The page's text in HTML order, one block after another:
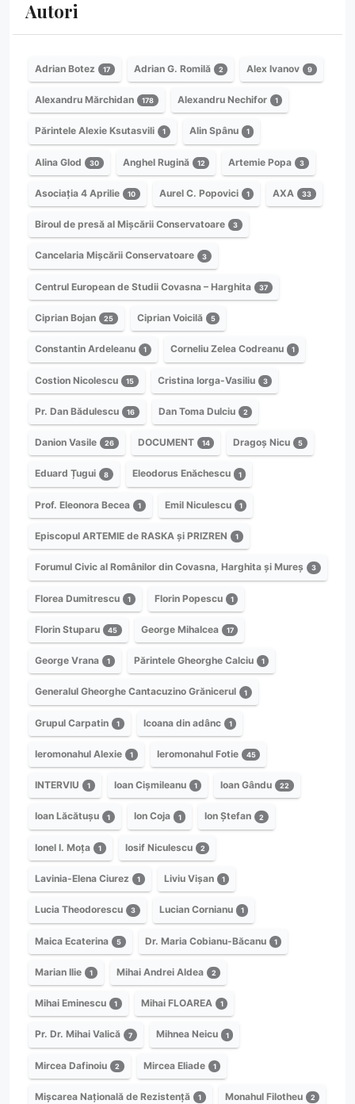
Autori
Adrian Botez 17 Adrian G. Romilă 2 Alex Ivanov 9
Alexandru Mărchidan 178 Alexandru Nechifor 1
Părintele Alexie Ksutasvili 1 Alin Spânu 1
Alina Glod 30 Anghel Rugină 12 Artemie Popa 3
Asociația 4 Aprilie 10 Aurel C. Popovici 1 AXA 33
Biroul de presă al Mișcării Conservatoare 3
Cancelaria Mișcării Conservatoare 3
Centrul European de Studii Covasna – Harghita 37
Ciprian Bojan 25 Ciprian Voicilă 5
Constantin Ardeleanu 1 Corneliu Zelea Codreanu 1
Costion Nicolescu 15 Cristina Iorga-Vasiliu 3
Pr. Dan Bădulescu 16 Dan Toma Dulciu 2
Danion Vasile 26 DOCUMENT 14 Dragoș Nicu 5
Eduard Țugui 8 Eleodorus Enăchescu 1
Prof. Eleonora Becea 1 Emil Niculescu 1
Episcopul ARTEMIE de RASKA și PRIZREN 1
Forumul Civic al Românilor din Covasna, Harghita și Mureș 3
Florea Dumitrescu 1 Florin Popescu 1
Florin Stuparu 45 George Mihalcea 17
George Vrana 1 Părintele Gheorghe Calciu 1
Generalul Gheorghe Cantacuzino Grănicerul 1
Grupul Carpatin 1 Icoana din adânc 1
Ieromonahul Alexie 1 Ieromonahul Fotie 45
INTERVIU 1 Ioan Cișmileanu 1 Ioan Gându 22
Ioan Lăcătușu 1 Ion Coja 1 Ion Ștefan 2
Ionel I. Moța 1 Iosif Niculescu 2
Lavinia-Elena Ciurez 1 Liviu Vișan 1
Lucia Theodorescu 3 Lucian Cornianu 1
Maica Ecaterina 5 Dr. Maria Cobianu-Băcanu 1
Marian Ilie 1 Mihai Andrei Aldea 2
Mihai Eminescu 1 Mihai FLOAREA 1
Pr. Dr. Mihai Valică 7 Mihnea Neicu 1
Mircea Dafinoiu 2 Mircea Eliade 1
Mișcarea Națională de Rezistență 1 Monahul Filotheu 2